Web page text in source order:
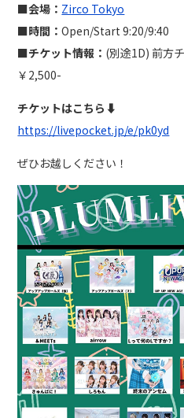
■会場： Zirco Tokyo
■時間：Open/Start 9:20/9:40
■チケット情報： (別途1D) 前方
￥2,500-
チケットはこちら⬇︎
https://livepocket.jp/e/pk0yd
ぜひお越しください！